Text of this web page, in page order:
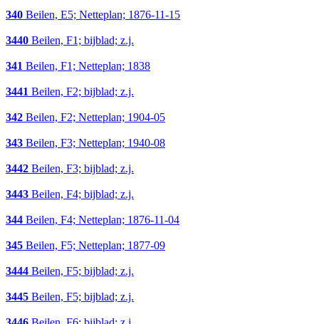
340 Beilen, E5; Netteplan; 1876-11-15
3440 Beilen, F1; bijblad; z.j.
341 Beilen, F1; Netteplan; 1838
3441 Beilen, F2; bijblad; z.j.
342 Beilen, F2; Netteplan; 1904-05
343 Beilen, F3; Netteplan; 1940-08
3442 Beilen, F3; bijblad; z.j.
3443 Beilen, F4; bijblad; z.j.
344 Beilen, F4; Netteplan; 1876-11-04
345 Beilen, F5; Netteplan; 1877-09
3444 Beilen, F5; bijblad; z.j.
3445 Beilen, F5; bijblad; z.j.